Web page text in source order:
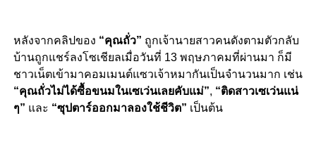
หลังจากคลิปของ “คุณถั่ว” ถูกเจ้านายสาวคนดังตามตัวกลับ
บ้านถูกแชร์ลงโซเชียลเมื่อวันที่ 13 พฤษภาคมที่ผ่านมา ก็มี
ชาวเน็ตเข้ามาคอมเมนต์แซวเจ้าหมากันเป็นจำนวนมาก เช่น
“คุณถั่วไม่ได้ซื้อขนมในเซเว่นเลยคับแม่”, “ติดสาวเซเว่นแน่
ๆ” และ “ซุปตาร์ออกมาลองใช้ชีวิต” เป็นต้น